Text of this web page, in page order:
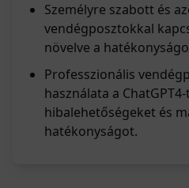
Személyre szabott és
vendégposztokkal
növelve a
Professzionális
használata a
hibalehetőségeket és
hatékonyságot.